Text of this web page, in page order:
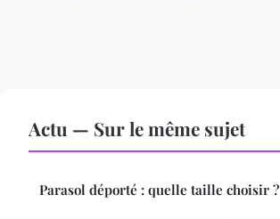
Actu — Sur le même sujet
Parasol déporté : quelle taille choisir ?